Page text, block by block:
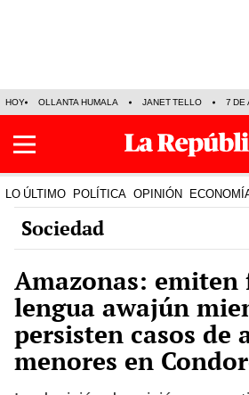
HOY OLLANTA HUMALA JANET TELLO 7 DE
LO ÚLTIMO POLÍTICA OPINIÓN
Sociedad
Amazonas: emiten
lengua awajún
persisten casos de
menores en